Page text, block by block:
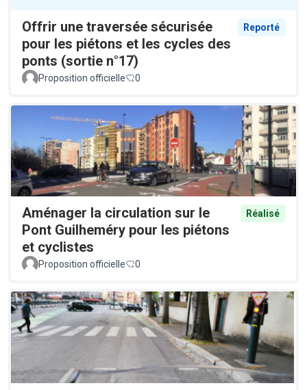
Offrir une traversée sécurisée
pour les piétons et les cycles des
ponts (sortie n°17)
Reporté
Proposition officielle 0
Aménager la circulation sur le
Pont Guilheméry pour les piétons
et cyclistes
Réalisé
Proposition officielle 0